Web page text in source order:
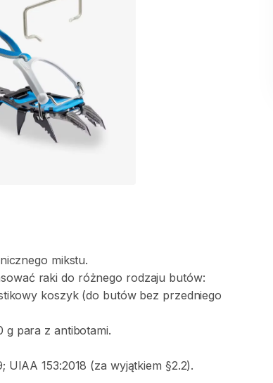
mikstu.
raki do różnego rodzaju butów:
koszyk (do butów bez przedniego
g para z antibotami.
UIAA 153:2018 (za wyjątkiem §2.2).